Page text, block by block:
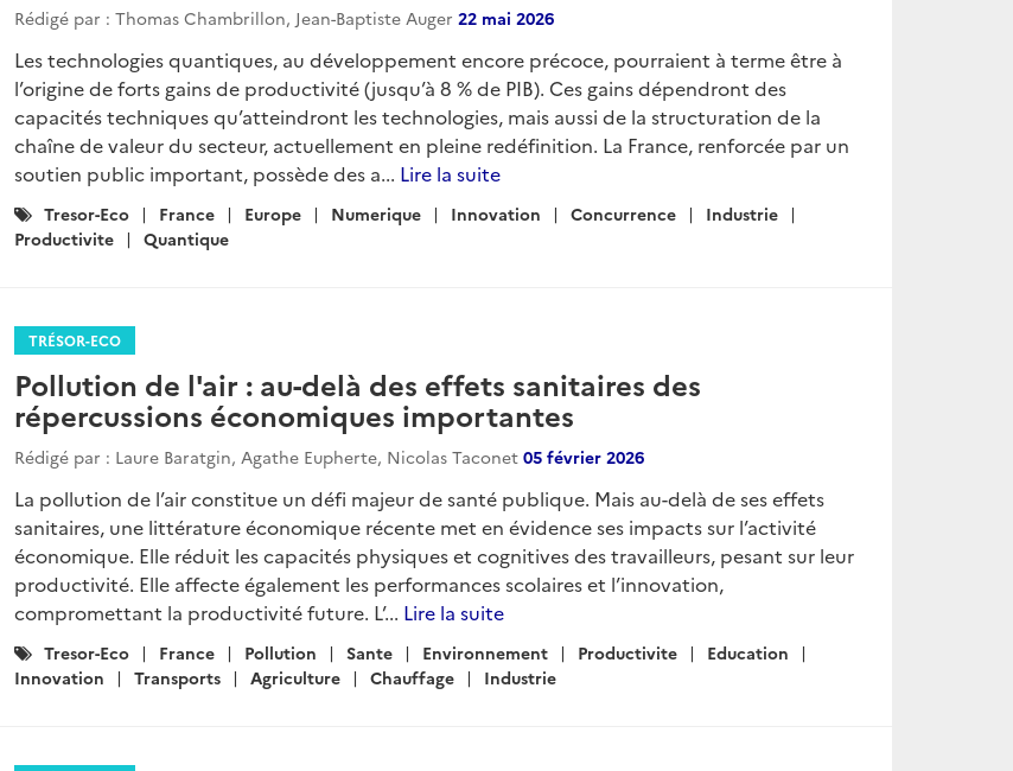
Rédigé par : Thomas Chambrillon, Jean-Baptiste Auger 22 mai 2026
Les technologies quantiques, au développement encore précoce, pourraient à terme être à
l’origine de forts gains de productivité (jusqu’à 8 % de PIB). Ces gains dépendront des
capacités techniques qu’atteindront les technologies, mais aussi de la structuration de la
chaîne de valeur du secteur, actuellement en pleine redéfinition. La France, renforcée par un
soutien public important, possède des a... Lire la suite
Catégories
:
Tresor-Eco France Europe Numerique Innovation Concurrence
Industrie
Productivite
Quantique
TRÉSOR-ECO
Pollution de l'air : au-delà des effets sanitaires des
répercussions économiques importantes
Rédigé par : Laure Baratgin, Agathe Eupherte, Nicolas Taconet 05 février 2026
La pollution de l’air constitue un défi majeur de santé publique. Mais au-delà de ses effets
sanitaires, une littérature économique récente met en évidence ses impacts sur l’activité
économique. Elle réduit les capacités physiques et cognitives des travailleurs, pesant sur leur
productivité. Elle affecte également les performances scolaires et l’innovation,
compromettant la productivité future. L’... Lire la suite
Catégories
:
Tresor-Eco France Pollution Sante Environnement Productivite
Education
Innovation
Transports Agriculture Chauffage Industrie